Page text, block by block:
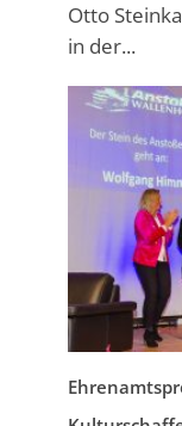
Otto
in der...